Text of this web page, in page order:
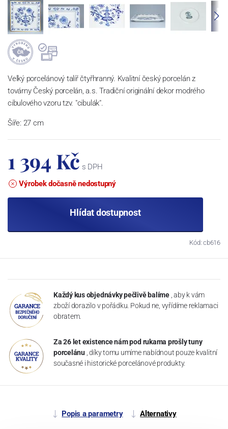
Velký porcelánový talíř čtyřhranný. Kvalitní český porcelán z
továrny Český porcelán, a.s. Tradiční originální dekor modrého
cibulového vzoru tzv. "cibulák".
Šíře: 27 cm
1 394 Kč s DPH
Výrobek dočasně nedostupný
Hlídat dostupnost
Kód: cb616
Každý kus objednávky pečlivě balíme , aby k vám
zboží dorazilo v pořádku. Pokud ne, vyřídíme reklamaci
obratem.
Za 26 let existence nám pod rukama prošly tuny
porcelánu , díky tomu umíme nabídnout pouze kvalitní
současné i historické porcelánové produkty.
Popis a parametry Alternativy